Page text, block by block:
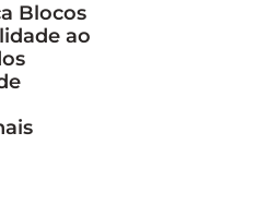
Blocos
ao